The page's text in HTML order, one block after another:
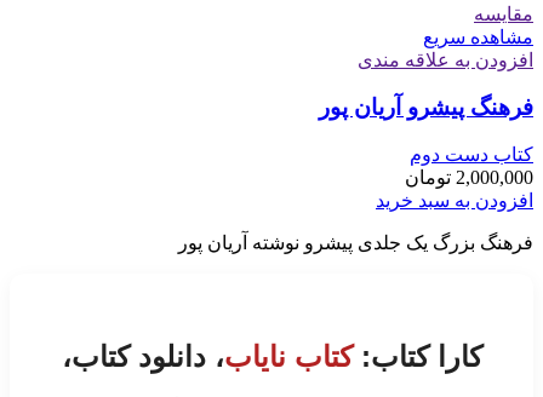
مقایسه
مشاهده سریع
افزودن به علاقه مندی
فرهنگ پیشرو آریان پور
کتاب دست دوم
2,000,000 تومان
افزودن به سبد خرید
فرهنگ بزرگ یک جلدی پیشرو نوشته آریان پور
کارا کتاب:کتاب نایاب، دانلود کتاب،